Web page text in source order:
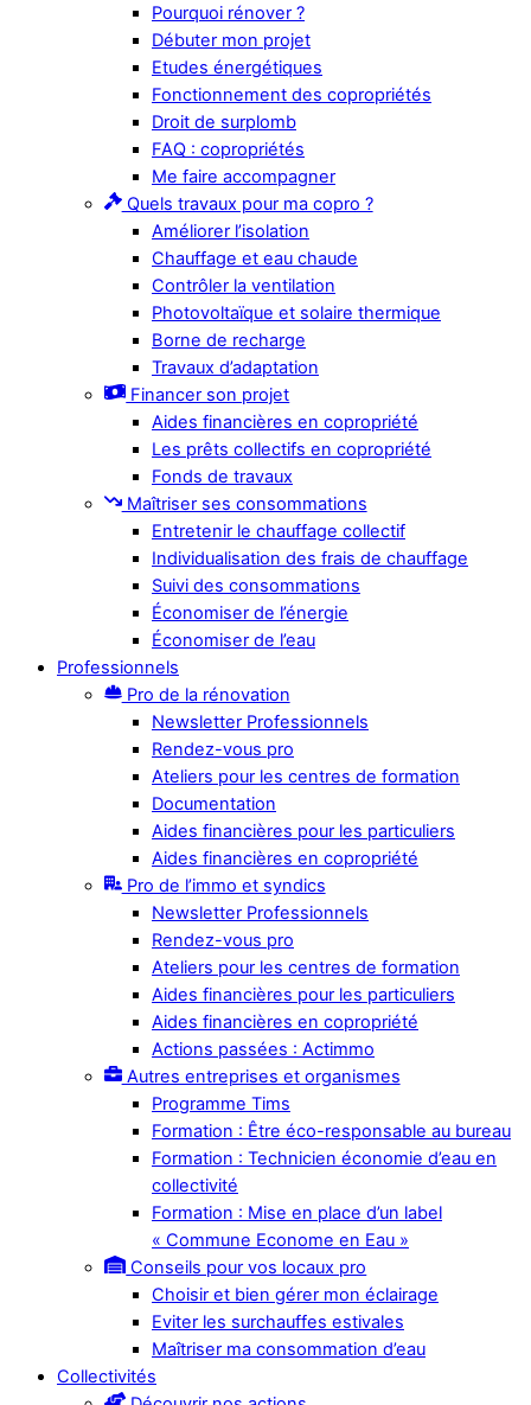
Pourquoi rénover ?
Débuter mon projet
Etudes énergétiques
Fonctionnement des copropriétés
Droit de surplomb
FAQ : copropriétés
Me faire accompagner
Quels travaux pour ma copro ?
Améliorer l’isolation
Chauffage et eau chaude
Contrôler la ventilation
Photovoltaïque et solaire thermique
Borne de recharge
Travaux d’adaptation
Financer son projet
Aides financières en copropriété
Les prêts collectifs en copropriété
Fonds de travaux
Maîtriser ses consommations
Entretenir le chauffage collectif
Individualisation des frais de chauffage
Suivi des consommations
Économiser de l’énergie
Économiser de l’eau
Professionnels
Pro de la rénovation
Newsletter Professionnels
Rendez-vous pro
Ateliers pour les centres de formation
Documentation
Aides financières pour les particuliers
Aides financières en copropriété
Pro de l’immo et syndics
Newsletter Professionnels
Rendez-vous pro
Ateliers pour les centres de formation
Aides financières pour les particuliers
Aides financières en copropriété
Actions passées : Actimmo
Autres entreprises et organismes
Programme Tims
Formation : Être éco-responsable au bureau
Formation : Technicien économie d’eau en
collectivité
Formation : Mise en place d’un label
« Commune Econome en Eau »
Conseils pour vos locaux pro
Choisir et bien gérer mon éclairage
Eviter les surchauffes estivales
Maîtriser ma consommation d’eau
Collectivités